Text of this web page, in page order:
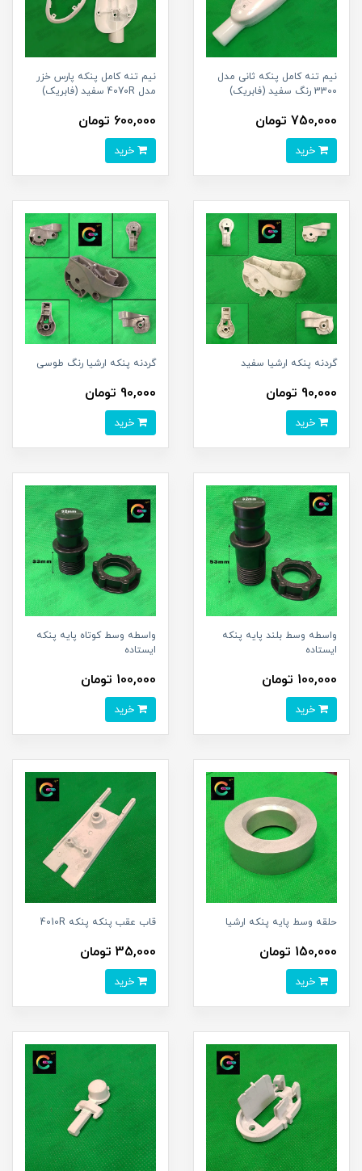
نیم تنه کامل پنکه ثانی مدل
3300 رنگ سفید (فابریک)
750,000 تومان
نیم تنه کامل پنکه پارس خزر
مدل 4070R سفید (فابریک)
600,000 تومان
گردنه پنکه ارشیا سفید
90,000 تومان
گردنه پنکه ارشیا رنگ طوسی
90,000 تومان
واسطه وسط بلند پایه پنکه
ایستاده
100,000 تومان
واسطه وسط کوتاه پایه پنکه
ایستاده
100,000 تومان
حلقه وسط پایه پنکه ارشیا
150,000 تومان
قاب عقب پنکه پنکه 4010R
35,000 تومان